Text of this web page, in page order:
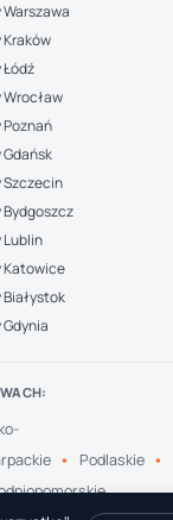
Szczecin
Lublin
Katowice
Podlaskie